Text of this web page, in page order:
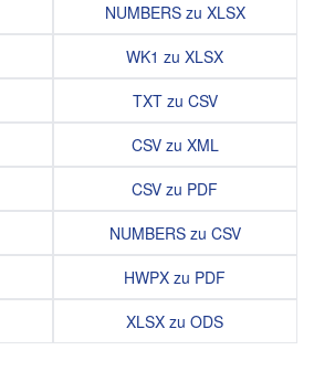
NUMBERS zu XLSX
WK1 zu XLSX
TXT zu CSV
CSV zu XML
CSV zu PDF
NUMBERS zu CSV
HWPX zu PDF
XLSX zu ODS